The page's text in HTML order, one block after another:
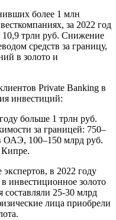
более 1 млн
за 2022 год
10,9 трлн руб. Снижение
средств за границу,
в золото и
Private Banking в
инвестиций:
больше 1 трлн руб.
за границей: 750–
ОАЭ, 100–150 млрд руб.
в 2022 году
инвестиционное золото
составляли 25-30 млрд
лица приобрели